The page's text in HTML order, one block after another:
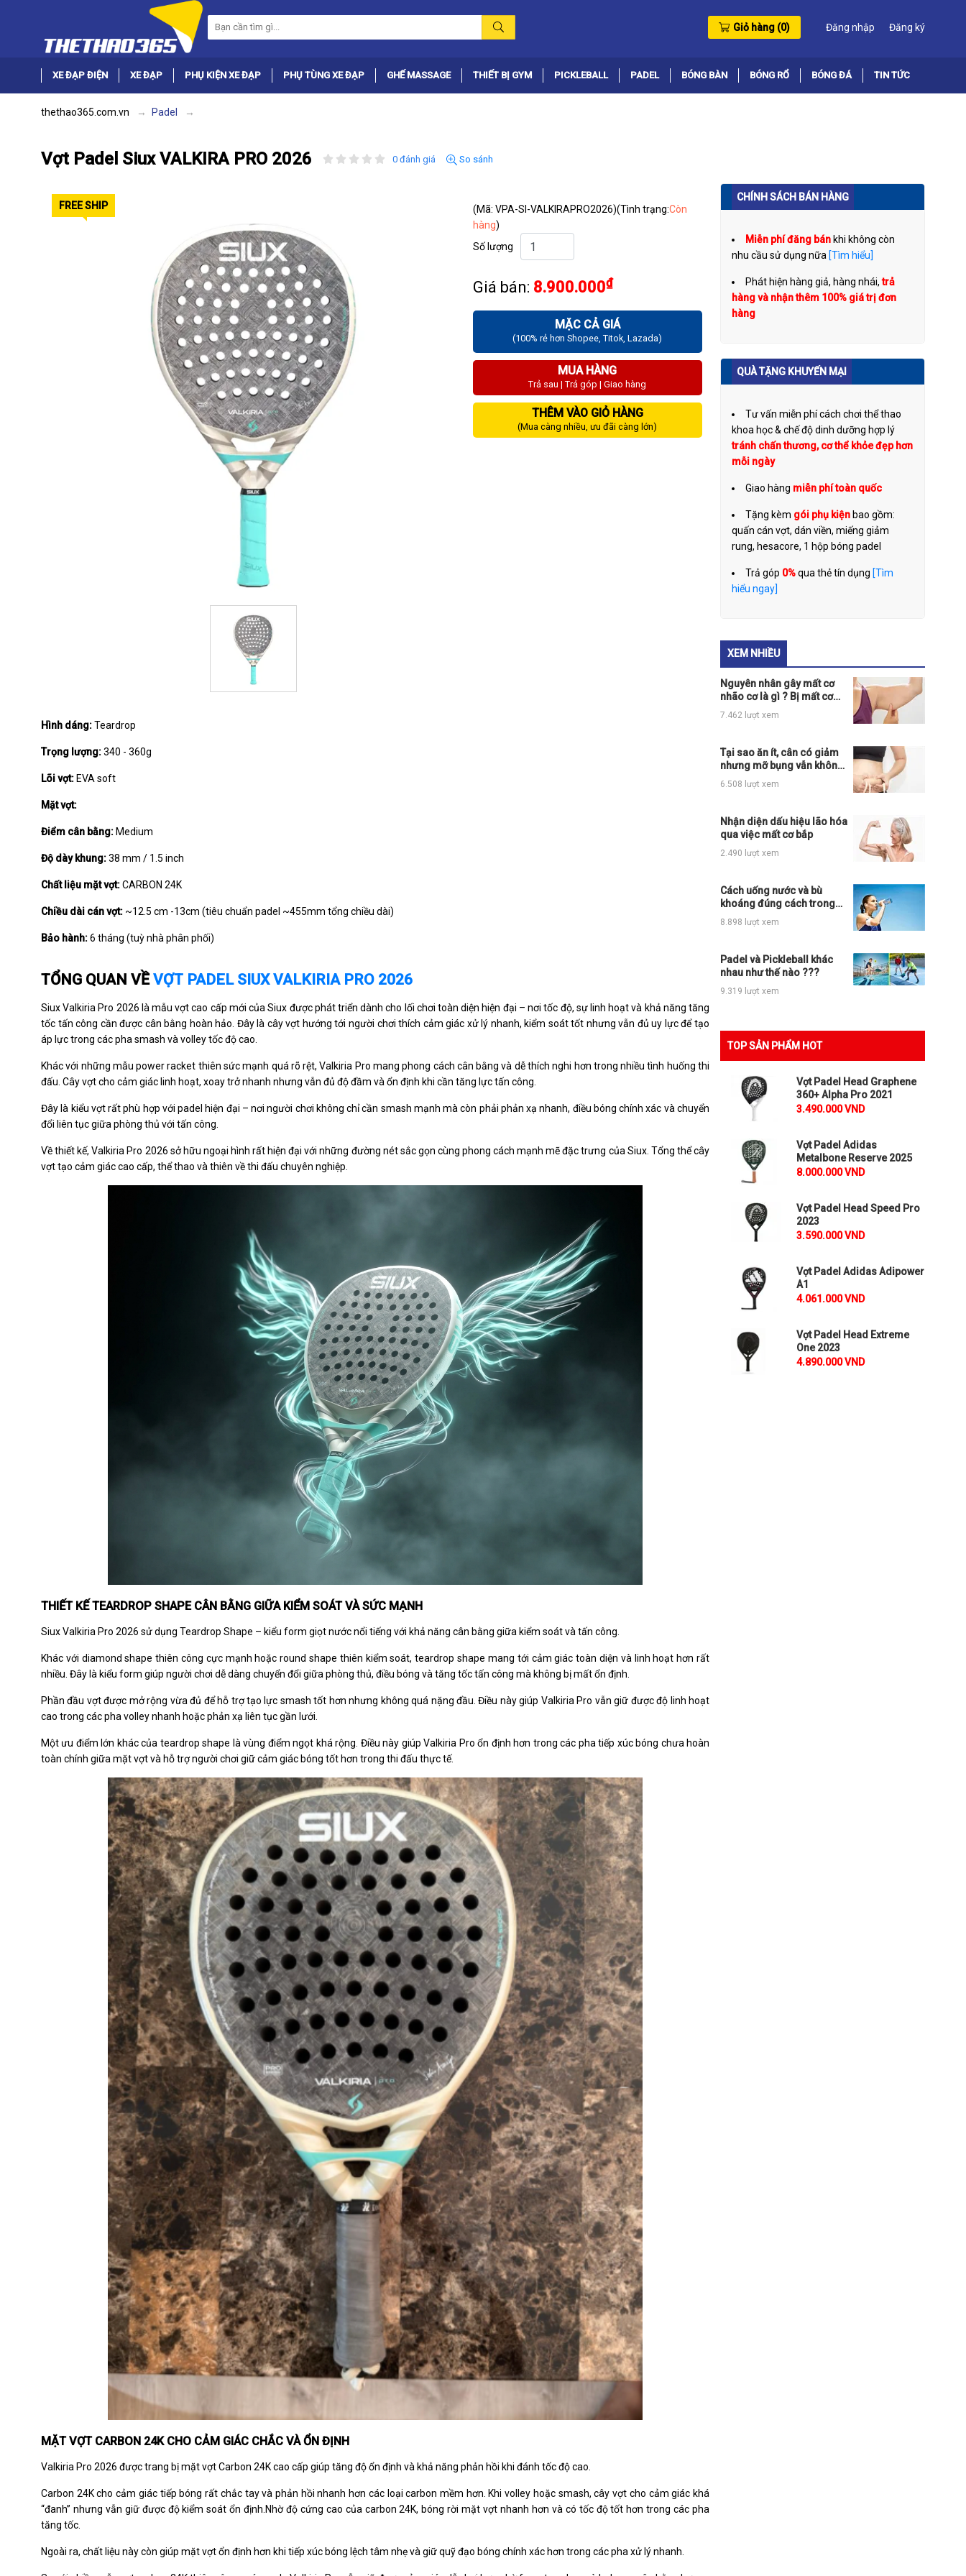
Giỏ hàng (0) Đăng nhập Đăng ký
XE ĐẠP ĐIỆN XE ĐẠP PHỤ KIỆN XE ĐẠP PHỤ TÙNG XE ĐẠP GHẾ MASSAGE THIẾT BỊ GYM PICKLEBALL PADEL BÓNG BÀN BÓNG RỔ BÓNG ĐÁ TIN TỨC
thethao365.com.vn Padel
Vợt Padel Siux VALKIRA PRO 2026 0 đánh giá So sánh
FREE SHIP (Mã: VPA-SI-VALKIRAPRO2026)(Tình trạng:Còn
hàng)
Số lượng
Giá bán: 8.900.000₫
MẶC CẢ GIÁ
(100% rẻ hơn Shopee, Titok, Lazada)
MUA HÀNG
Trả sau | Trả góp | Giao hàng
THÊM VÀO GIỎ HÀNG
(Mua càng nhiều, ưu đãi càng lớn)
Hình dáng:Teardrop
Trọng lượng:340 - 360g
Lõi vợt: EVA soft
Mặt vợt:
Điểm cân bằng: Medium
Độ dày khung:38 mm / 1.5 inch
Chất liệu mặt vợt:CARBON 24K
Chiều dài cán vợt: ~12.5 cm -13cm (tiêu chuẩn padel ~455mm tổng chiều dài)
Bảo hành:6 tháng (tuỳ nhà phân phối)
TỔNG QUAN VỀVỢT PADEL SIUX VALKIRIA PRO 2026
Siux Valkiria Pro 2026 là mẫu vợt cao cấp mới của Siux được phát triển dành cho lối chơi toàn diện hiện đại – nơi tốc độ, sự linh hoạt và khả năng tăng
tốc tấn công cần được cân bằng hoàn hảo. Đây là cây vợt hướng tới người chơi thích cảm giác xử lý nhanh, kiểm soát tốt nhưng vẫn đủ uy lực để tạo
áp lực trong các pha smash và volley tốc độ cao.
Khác với những mẫu power racket thiên sức mạnh quá rõ rệt, Valkiria Pro mang phong cách cân bằng và dễ thích nghi hơn trong nhiều tình huống thi
đấu. Cây vợt cho cảm giác linh hoạt, xoay trở nhanh nhưng vẫn đủ độ đầm và ổn định khi cần tăng lực tấn công.
Đây là kiểu vợt rất phù hợp với padel hiện đại – nơi người chơi không chỉ cần smash mạnh mà còn phải phản xạ nhanh, điều bóng chính xác và chuyển
đổi liên tục giữa phòng thủ với tấn công.
Về thiết kế, Valkiria Pro 2026 sở hữu ngoại hình rất hiện đại với những đường nét sắc gọn cùng phong cách mạnh mẽ đặc trưng của Siux. Tổng thể cây
vợt tạo cảm giác cao cấp, thể thao và thiên về thi đấu chuyên nghiệp.
THIẾT KẾ TEARDROP SHAPE CÂN BẰNG GIỮA KIỂM SOÁT VÀ SỨC MẠNH
Siux Valkiria Pro 2026 sử dụng Teardrop Shape – kiểu form giọt nước nổi tiếng với khả năng cân bằng giữa kiểm soát và tấn công.
Khác với diamond shape thiên công cực mạnh hoặc round shape thiên kiểm soát, teardrop shape mang tới cảm giác toàn diện và linh hoạt hơn rất
nhiều. Đây là kiểu form giúp người chơi dễ dàng chuyển đổi giữa phòng thủ, điều bóng và tăng tốc tấn công mà không bị mất ổn định.
Phần đầu vợt được mở rộng vừa đủ để hỗ trợ tạo lực smash tốt hơn nhưng không quá nặng đầu. Điều này giúp Valkiria Pro vẫn giữ được độ linh hoạt
cao trong các pha volley nhanh hoặc phản xạ liên tục gần lưới.
Một ưu điểm lớn khác của teardrop shape là vùng điểm ngọt khá rộng. Điều này giúp Valkiria Pro ổn định hơn trong các pha tiếp xúc bóng chưa hoàn
toàn chính giữa mặt vợt và hỗ trợ người chơi giữ cảm giác bóng tốt hơn trong thi đấu thực tế.
MẶT VỢT CARBON 24K CHO CẢM GIÁC CHẮC VÀ ỔN ĐỊNH
Valkiria Pro 2026 được trang bị mặt vợt Carbon 24K cao cấp giúp tăng độ ổn định và khả năng phản hồi khi đánh tốc độ cao.
Carbon 24K cho cảm giác tiếp bóng rất chắc tay và phản hồi nhanh hơn các loại carbon mềm hơn. Khi volley hoặc smash, cây vợt cho cảm giác khá
“đanh” nhưng vẫn giữ được độ kiểm soát ổn định.Nhờ độ cứng cao của carbon 24K, bóng rời mặt vợt nhanh hơn và có tốc độ tốt hơn trong các pha
tăng tốc.
Ngoài ra, chất liệu này còn giúp mặt vợt ổn định hơn khi tiếp xúc bóng lệch tâm nhẹ và giữ quỹ đạo bóng chính xác hơn trong các pha xử lý nhanh.
CHÍNH SÁCH BÁN HÀNG
Miễn phí đăng bán khi không còn
nhu cầu sử dụng nữa [Tìm hiểu]
Phát hiện hàng giả, hàng nhái,trả
hàng và nhận thêm 100% giá trị đơn
hàng
QUÀ TẶNG KHUYẾN MẠI
Tư vấn miễn phí cách chơi thể thao
khoa học & chế độ dinh dưỡng hợp lý
tránh chấn thương, cơ thể khỏe đẹp hơn
mỗi ngày
Giao hàng miễn phí toàn quốc
Tặng kèm gói phụ kiện bao gồm:
quấn cán vợt, dán viền, miếng giảm
rung, hesacore, 1 hộp bóng padel
Trả góp 0%qua thẻ tín dụng [Tìm
hiểu ngay]
XEM NHIỀU
Nguyên nhân gây mất cơ
nhão cơ là gì ? Bị mất cơ
phải làm sao ?
7.462 lượt xem
Tại sao ăn ít, cân có giảm
nhưng mỡ bụng vẫn không
giảm?
6.508 lượt xem
Nhận diện dấu hiệu lão hóa
qua việc mất cơ bắp
2.490 lượt xem
Cách uống nước và bù
khoáng đúng cách trong
khi chơi thể thao
8.898 lượt xem
Padel và Pickleball khác
nhau như thế nào ???
9.319 lượt xem
TOP SẢN PHẨM HOT
Vợt Padel Head Graphene
360+ Alpha Pro 2021
3.490.000 VND
Vợt Padel Adidas
Metalbone Reserve 2025
8.000.000 VND
Vợt Padel Head Speed Pro
2023
3.590.000 VND
Vợt Padel Adidas Adipower
A1
4.061.000 VND
Vợt Padel Head Extreme
One 2023
4.890.000 VND